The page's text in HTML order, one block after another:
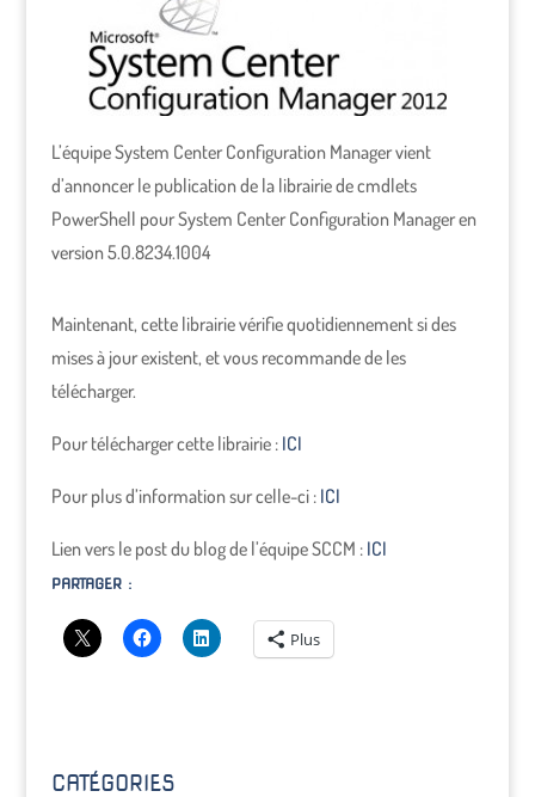
L’équipe System Center Configuration Manager vient
d’annoncer le publication de la librairie de cmdlets
PowerShell pour System Center Configuration Manager en
version 5.0.8234.1004
Maintenant, cette librairie vérifie quotidiennement si des
mises à jour existent, et vous recommande de les
télécharger.
Pour télécharger cette librairie : ICI
Pour plus d’information sur celle-ci : ICI
Lien vers le post du blog de l’équipe SCCM : ICI
PARTAGER :
Plus
CATÉGORIES